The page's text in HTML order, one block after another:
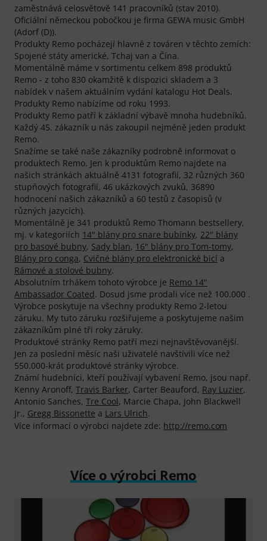
zaměstnává celosvětově 141 pracovníků (stav 2010).
Oficiální německou pobočkou je firma GEWA music GmbH
(Adorf (D)).
Produkty Remo pocházejí hlavně z továren v těchto zemích:
Spojené státy americké, Tchaj van a Čína.
Momentálně máme v sortimentu celkem 898 produktů
Remo - z toho 830 okamžitě k dispozici skladem a 3
nabídek v našem aktuálním vydání katalogu Hot Deals.
Produkty Remo nabízíme od roku 1993.
Produkty Remo patří k základní výbavě mnoha hudebníků.
Každý 45. zákazník u nás zakoupil nejméně jeden produkt
Remo.
Snažíme se také naše zákazníky podrobně informovat o
produktech Remo. Jen k produktům Remo najdete na
našich stránkách aktuálně 4131 fotografií, 32 různých 360
stupňových fotografií, 46 ukázkových zvuků, 36890
hodnocení našich zákazníků a 60 testů z časopisů (v
různých jazycích).
Momentálně je 341 produktů Remo Thomann bestsellery,
mj. v kategoriích 14" blány pro snare bubínky, 22" blány
pro basové bubny, Sady blan, 16" blány pro Tom-tomy,
Blány pro conga, Cvičné blány pro elektronické bicí a
Rámové a stolové bubny.
Absolutním trhákem tohoto výrobce je Remo 14"
Ambassador Coated. Dosud jsme prodali více než 100.000 .
Výrobce poskytuje na všechny produkty Remo 2-letou
záruku. My tuto záruku rozšiřujeme a poskytujeme našim
zákazníkům plné tři roky záruky.
Produktové stránky Remo patří mezi nejnavštěvovanější.
Jen za poslední měsíc naši uživatelé navštívili více než
550.000-krát produktové stránky výrobce.
Známí hudebníci, kteří používají vybavení Remo, jsou např.
Kenny Aronoff, Travis Barker, Carter Beauford, Ray Luzier,
Antonio Sanches, Tre Cool, Marcie Chapa, John Blackwell
Jr., Gregg Bissonette a Lars Ulrich.
Více informací o výrobci najdete zde: http://remo.com
Více o výrobci Remo